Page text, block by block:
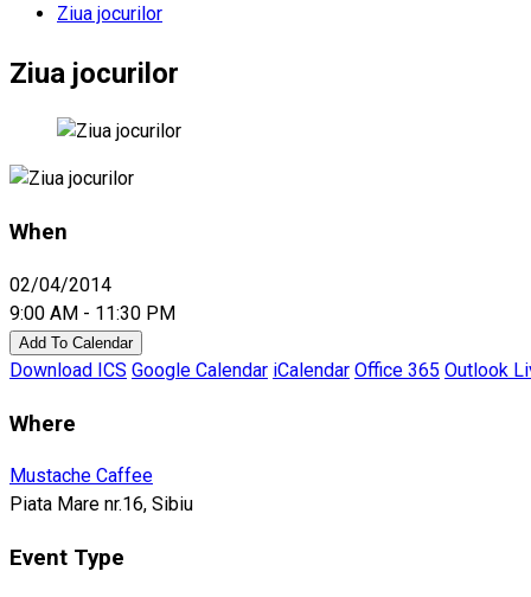
Ziua jocurilor
Ziua jocurilor
When
02/04/2014
9:00 AM - 11:30 PM
Add To Calendar
Download ICS Google Calendar iCalendar Office 365 Outlook
Where
Mustache Caffee
Piata Mare nr.16, Sibiu
Event Type